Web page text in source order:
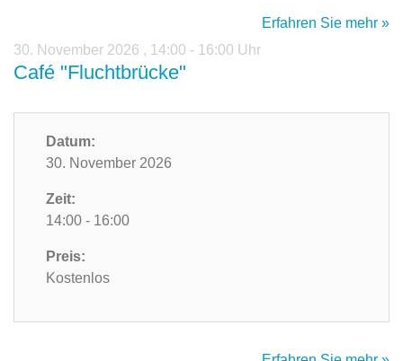
Erfahren Sie mehr »
30. November 2026 , 14:00 - 16:00 Uhr
Café "Fluchtbrücke"
Datum:
30. November 2026
Zeit:
14:00 - 16:00
Preis:
Kostenlos